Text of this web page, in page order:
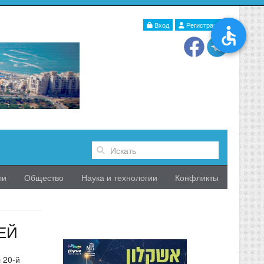
Вход Регистрация
Общество Наука и технологии Конфликты
20-й